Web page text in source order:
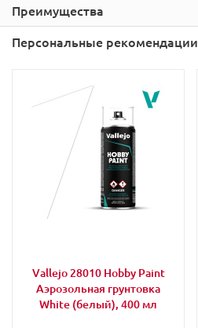
Преимущества
Персональные рекомендации
Vallejo 28010 Hobby Paint
Аэрозольная грунтовка
White (белый), 400 мл